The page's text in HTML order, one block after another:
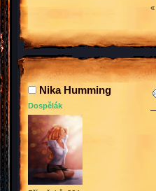
«
Nika Humming
Dospělák